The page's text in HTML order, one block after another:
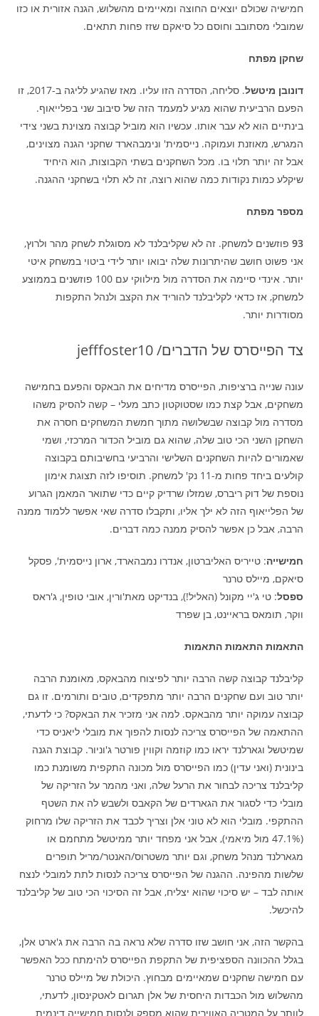
חמישיה שכולם יוצאים החוצה ומאיימים מהשלוש, הגנה אזורית או כזו
שמובלי מסתובב וחוסם כל סיאקם שזז פחות תתאים.
שחקן מפתח
דונובן מיטשל
. סליחה, הסדרה הזו עליו. מאז שהגיע לליגה ב-2017, זו
הפעם הרביעית שהוא מגיע למעמד הזה של סיבוב שני בפלייאוף.
בינתיים הוא לא עבר אותו. עכשיו הוא מוביל קבוצה מצוינת בשני צידי
המגרש, מאוזנת ועמוקה. נייסמית' ונימבהארד שחקני הגנה מצוינים,
אבל זה יותר תלוי בו. מכל השחקנים בשתי הקבוצות, הוא היחיד
שיקלע כמות נקודות כמה שהוא רוצה, זה לא תלוי בשחקני ההגנה.
מספר מפתח
93 פוזשנים למשחק. זה לא שקליבלנד לא מסוגלת לשחק מהר ולרוץ,
אני פשוט חושב שהיתרונות שלה יבואו יותר לידי ביטוי במשחק איטי
יותר. אינדי סיימה את הסדרה מול מילווקי עם 100 פוזשנים בממוצע
למשחק, אז כדאי לקליבלנד להוריד את הקצב ולנהל התקפות
מסודרות יותר.
צד הפייסרס של הדברים/ jefffoster10
עונה שנייה ברציפות, הפייסרס מדיחים את הבאקס והפעם בחמישה
משחקים, אבל קצת כמו שסטוקטון כתב מעלי – קשה להסיק משהו
מסדרה מול קבוצה שבשלושה מתוך חמשת המשחקים חסרה את
השחקן השני הכי טוב שלה, שהוא גם מוביל הכדור המרכזי, ושמי
שאמורים להיות השחקנים השלישי והרביעי בחשיבותם בקבוצה
קולעים ביחד פחות מ-11 נק' למשחק. תוסיפו לזה תצוגת אימון
נוספת של דוק ריברס, שמזלו שרדיק קיים כדי שתואר המאמן הגרוע
של הפלייאוף הזה לא ילך אליו, ותקבלו סדרה שאי אפשר ללמוד ממנה
הרבה, אבל כן אפשר להסיק ממנה כמה דברים.
חמישייה: טייריס האליברטון, אנדרו נמבהארד, ארון נייסמית', פסקל
סיאקם, מיילס טרנר
ספסל: טי ג'יי מקונל (האליל!), בנדיקט מאת'ורין, אובי טופין, ג'ראס
ווקר, תומאס בראיינט, בן שפרד
התאמות התאמות התאמות
קליבלנד קבוצה קשה הרבה יותר לפיצוח מהבאקס, מאומנת הרבה
יותר טוב ועם שחקנים הרבה יותר מתפקדים, טובים ותורמים. זו גם
קבוצה עמוקה יותר מהבאקס. למה אני מזכיר את הבאקס? כי לדעתי,
ההתאמה של הפייסרס צריכה לנסות להפוך את מובלי ליאניס כדי
שמיטשל וגארלנד יראו כמו קוזמה וקווין פורטר ג'וניור. קבוצת הגנה
בינונית (ואני עדין) כמו הפייסרס מול מכונה התקפית משומנת כמו
קליבלנד צריכה לבחור את הרעל שלה, ואני מהמר על הזריקה של
מובלי כדי לסגור את הגארדים של הקאבס ולשבש לה את השטף
ההתקפי. מובלי הוא לא טוני אלן וצריך לכבד את הזריקה שלו מרחוק
(47.1% מול מיאמי), אבל אני מפחד יותר ממיטשל מתחמם או
מגארלנד מנהל משחק, וגם יותר משטרוס/האנטר/מריל תופרים
שלשות מהפינה. ההגנה של הפייסרס צריכה לנסות לתת למובלי לנצח
אותה לבד – יש סיכוי שהוא יצליח, אבל זה הסיכוי הכי טוב של קליבלנד
להיכשל.
בהקשר הזה, אני חושב שזו סדרה שלא נראה בה הרבה את ג'ארט אלן,
בגלל ההכוונה הספציפית של התקפת הפייסרס להימתח ככל האפשר
עם חמישה שחקנים שמאיימים מבחוץ. היכולת של מיילס טרנר
מהשלוש מול הכבדות היחסית של אלן תגרום לאטקינסון, לדעתי,
לוותר על המטריה האווירית שהוא מספק ולנסות חמישייה דינמית